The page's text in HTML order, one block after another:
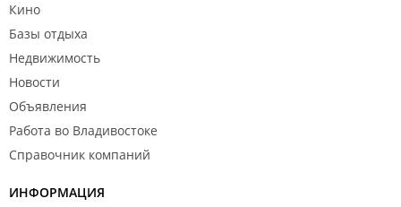
Кино
Базы отдыха
Недвижимость
Новости
Объявления
Работа во Владивостоке
Справочник компаний
ИНФОРМАЦИЯ